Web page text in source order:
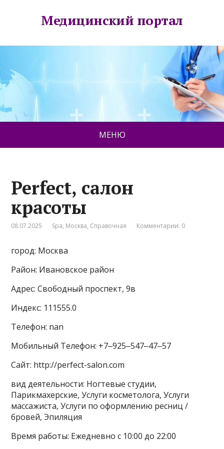
Медицинский портал
МЕНЮ
Perfect, салон
красоты
08.07.2025 Spa, Москва, Справочная Комментарии: 0
город: Москва
Район: Ивановское район
Адрес: Свободный проспект, 9в
Индекс: 111555.0
Телефон: nan
Мобильный Телефон: +7‒925‒547‒47‒57
Сайт: http://perfect-salon.com
вид деятельности: Ногтевые студии,
Парикмахерские, Услуги косметолога, Услуги
массажиста, Услуги по оформлению ресниц /
бровей, Эпиляция
Время работы: Ежедневно с 10:00 до 22:00